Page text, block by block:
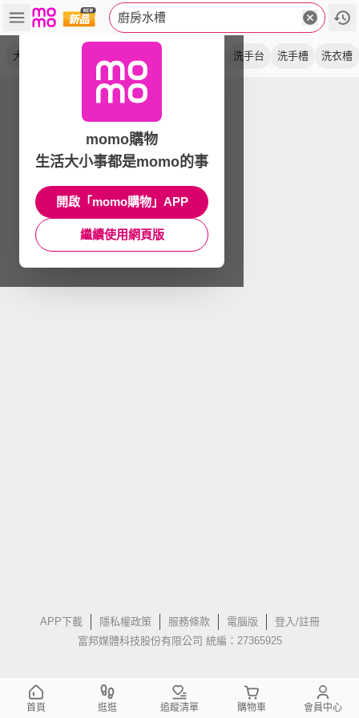
廚房水槽
大單槽 洗手台 洗手槽 洗衣槽
APP下載 隱私權政策 服務條款 電腦版
登入/註冊
富邦媒體科技股份有限公司 統編：27365925
momo購物
生活大小事都是momo的事
開啟「momo購物」APP
繼續使用網頁版
首頁 逛逛 追蹤清單 購物車 會員中心